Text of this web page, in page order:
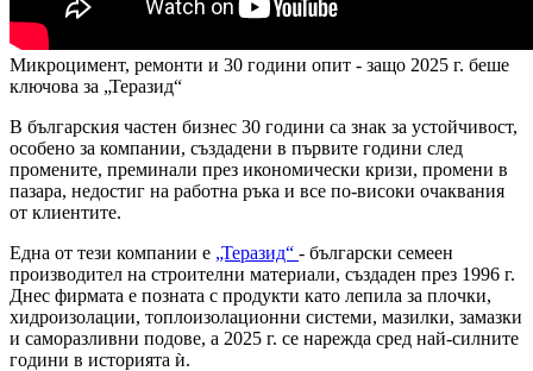
Микроцимент, ремонти и 30 години опит - защо 2025 г. беше
ключова за „Теразид“
В българския частен бизнес 30 години са знак за устойчивост,
особено за компании, създадени в първите години след
промените, преминали през икономически кризи, промени в
пазара, недостиг на работна ръка и все по-високи очаквания
от клиентите.
Една от тези компании е „Теразид“ - български семеен
производител на строителни материали, създаден през 1996 г.
Днес фирмата е позната с продукти като лепила за плочки,
хидроизолации, топлоизолационни системи, мазилки, замазки
и саморазливни подове, а 2025 г. се нарежда сред най-силните
години в историята ѝ.